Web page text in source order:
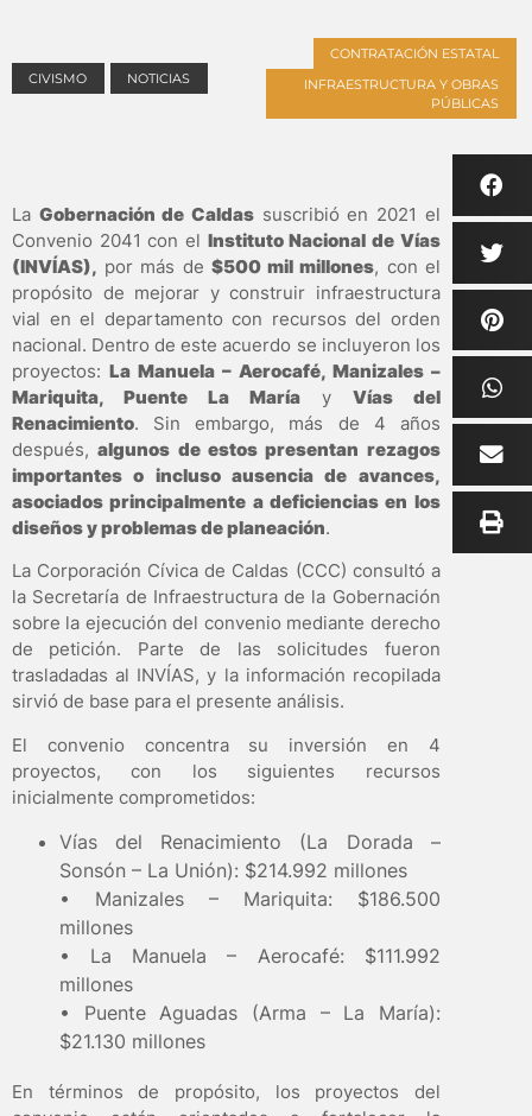
La Gobernación de Caldas suscribió en 2021 el
Convenio 2041 con el Instituto Nacional de Vías
(INVÍAS), por más de $500 mil millones, con el
propósito de mejorar y construir infraestructura
vial en el departamento con recursos del orden
nacional. Dentro de este acuerdo se incluyeron los
proyectos: La Manuela – Aerocafé, Manizales –
Mariquita, Puente La Maríay Vías del
Renacimiento. Sin embargo, más de 4 años
después,algunos de estos presentan rezagos
importantes o incluso ausencia de avances,
asociados principalmente a deficiencias en los
diseños y problemas de planeación.
La Corporación Cívica de Caldas (CCC) consultó a
la Secretaría de Infraestructura de la Gobernación
sobre la ejecución del convenio mediante derecho
de petición. Parte de las solicitudes fueron
trasladadas al INVÍAS, y la información recopilada
sirvió de base para el presente análisis.
El convenio concentra su inversión en 4
proyectos, con los siguientes recursos
inicialmente comprometidos:
Vías del Renacimiento (La Dorada –
Sonsón – La Unión): $214.992 millones
• Manizales – Mariquita: $186.500
millones
• La Manuela – Aerocafé: $111.992
millones
• Puente Aguadas (Arma – La María):
$21.130 millones
En términos de propósito, los proyectos del
CIVISMO NOTICIAS
CONTRATACIÓN ESTATAL
INFRAESTRUCTURA Y OBRAS
PÚBLICAS